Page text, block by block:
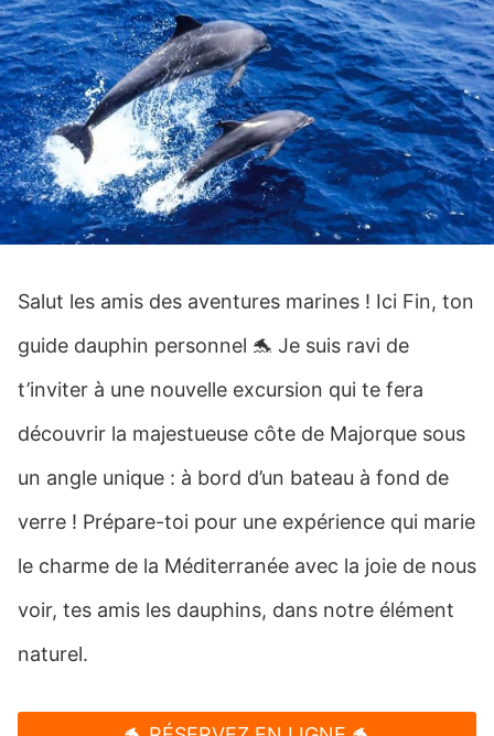
Salut les amis des aventures marines ! Ici Fin, ton
guide dauphin personnel 🐬 Je suis ravi de
t’inviter à une nouvelle excursion qui te fera
découvrir la majestueuse côte de Majorque sous
un angle unique : à bord d’un bateau à fond de
verre ! Prépare-toi pour une expérience qui marie
le charme de la Méditerranée avec la joie de nous
voir, tes amis les dauphins, dans notre élément
naturel.